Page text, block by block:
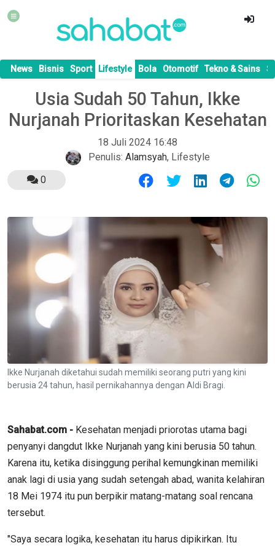
News Bisnis Sport Lifestyle Bola Otomotif Tekno & Sains
Usia Sudah 50 Tahun, Ikke
Nurjanah Prioritaskan Kesehatan
18 Juli 2024 16:48
Penulis: Alamsyah, Lifestyle
0
Ikke Nurjanah diketahui sudah memiliki seorang putri yang kini
berusia 24 tahun, hasil pernikahannya dengan Aldi Bragi.
Sahabat.com - Kesehatan menjadi priorotas utama bagi
penyanyi dangdut Ikke Nurjanah yang kini berusia 50 tahun.
Karena itu, ketika disinggung perihal kemungkinan memiliki
anak lagi di usia yang sudah setengah abad, wanita kelahiran
18 Mei 1974 itu pun berpikir matang-matang soal rencana
tersebut.
"Saya secara logika, kesehatan itu harus dipikirkan. Itu